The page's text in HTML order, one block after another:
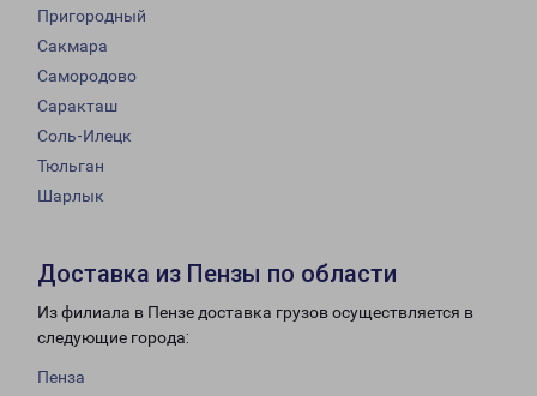
Пригородный
Сакмара
Самородово
Саракташ
Соль-Илецк
Тюльган
Шарлык
Доставка из Пензы по области
Из филиала в Пензе доставка грузов осуществляется в
следующие города:
Пенза